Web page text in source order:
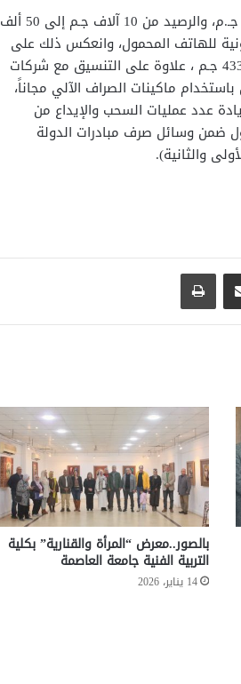
بالإضافة إلى زيادة الحدود القصوى للعمليات من 6 آلاف جـم يوميا إلى 30 ألف جـ.م، والرصيد من 10 آلاف جـم إلى 50 ألف
للهاتف المحمول، وانعكس ذلك على
ارتفاع قيمة متوسط الأموال التي يتداولها المستخدم بنسبة 15% لتصل إلى 4336 جـم ، علاوة على التنسيق مع شركات
ماكينات الصراف الآلي مجاناً،
عدد عمليات السحب والإيداع من
المحمول ضمن وسائل صرف مبادرات الدولة
والثانية).
مشاركة عبر البريد طباعة
بالصور..معرض “المرأة والقنارية” بكلية
التربية الفنية جامعة العاصمة
14 يناير، 2026